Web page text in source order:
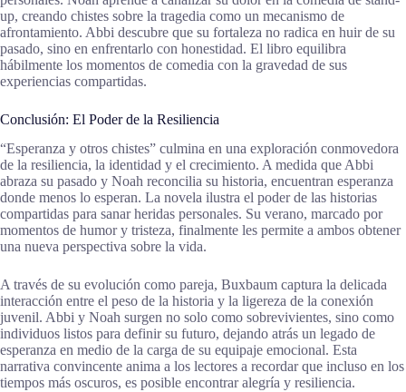
up, creando chistes sobre la tragedia como un mecanismo de
afrontamiento. Abbi descubre que su fortaleza no radica en huir de su
pasado, sino en enfrentarlo con honestidad. El libro equilibra
hábilmente los momentos de comedia con la gravedad de sus
experiencias compartidas.
Conclusión: El Poder de la Resiliencia
“Esperanza y otros chistes” culmina en una exploración conmovedora
de la resiliencia, la identidad y el crecimiento. A medida que Abbi
abraza su pasado y Noah reconcilia su historia, encuentran esperanza
donde menos lo esperan. La novela ilustra el poder de las historias
compartidas para sanar heridas personales. Su verano, marcado por
momentos de humor y tristeza, finalmente les permite a ambos obtener
una nueva perspectiva sobre la vida.
A través de su evolución como pareja, Buxbaum captura la delicada
interacción entre el peso de la historia y la ligereza de la conexión
juvenil. Abbi y Noah surgen no solo como sobrevivientes, sino como
individuos listos para definir su futuro, dejando atrás un legado de
esperanza en medio de la carga de su equipaje emocional. Esta
narrativa convincente anima a los lectores a recordar que incluso en los
tiempos más oscuros, es posible encontrar alegría y resiliencia.